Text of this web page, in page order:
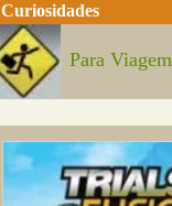
Curiosidades
Para Viagem